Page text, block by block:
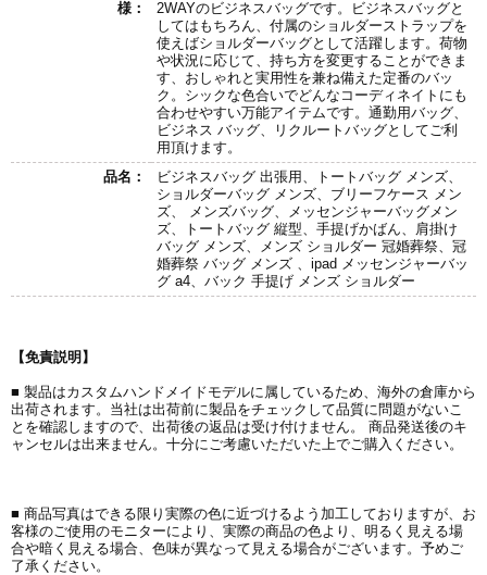
様：
2WAYのビジネスバッグです。ビジネスバッグと
してはもちろん、付属のショルダーストラップを
使えばショルダーバッグとして活躍します。荷物
や状況に応じて、持ち方を変更することができま
す、おしゃれと実用性を兼ね備えた定番のバッ
ク。シックな色合いでどんなコーディネイトにも
合わせやすい万能アイテムです。通勤用バッグ、
ビジネス バッグ、リクルートバッグとしてご利
用頂けます。
品名：
ビジネスバッグ 出張用、トートバッグ メンズ、
ショルダーバッグ メンズ、ブリーフケース メン
ズ、 メンズバッグ、メッセンジャーバッグメン
ズ、トートバッグ 縦型、手提げかばん、肩掛け
バッグ メンズ、メンズ ショルダー 冠婚葬祭、冠
婚葬祭 バッグ メンズ 、ipad メッセンジャーバッ
グ a4、バック 手提げ メンズ ショルダー
【免責説明】
■ 製品はカスタムハンドメイドモデルに属しているため、海外の倉庫から
出荷されます。当社は出荷前に製品をチェックして品質に問題がないこ
とを確認しますので、出荷後の返品は受け付けません。 商品発送後のキ
ャンセルは出来ません。十分にご考慮いただいた上でご購入ください。
■ 商品写真はできる限り実際の色に近づけるよう加工しておりますが、お
客様のご使用のモニターにより、実際の商品の色より、明るく見える場
合や暗く見える場合、色味が異なって見える場合がございます。予めご
了承ください。